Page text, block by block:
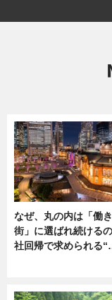
なぜ、丸の内は「働
街」に選ばれ続ける
社回帰で求められる